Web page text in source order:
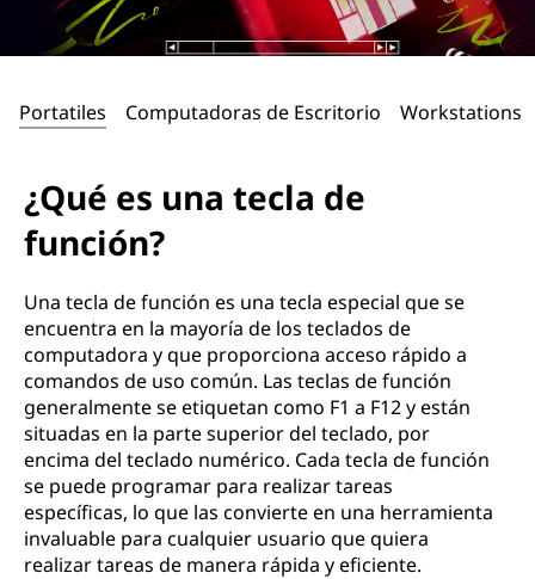
n
n
Portatiles Computadoras de Escritorio Workstations
¿Qué es una tecla de
función?
Una tecla de función es una tecla especial que se
encuentra en la mayoría de los teclados de
computadora y que proporciona acceso rápido a
comandos de uso común. Las teclas de función
generalmente se etiquetan como F1 a F12 y están
situadas en la parte superior del teclado, por
encima del teclado numérico. Cada tecla de función
se puede programar para realizar tareas
específicas, lo que las convierte en una herramienta
invaluable para cualquier usuario que quiera
realizar tareas de manera rápida y eficiente.